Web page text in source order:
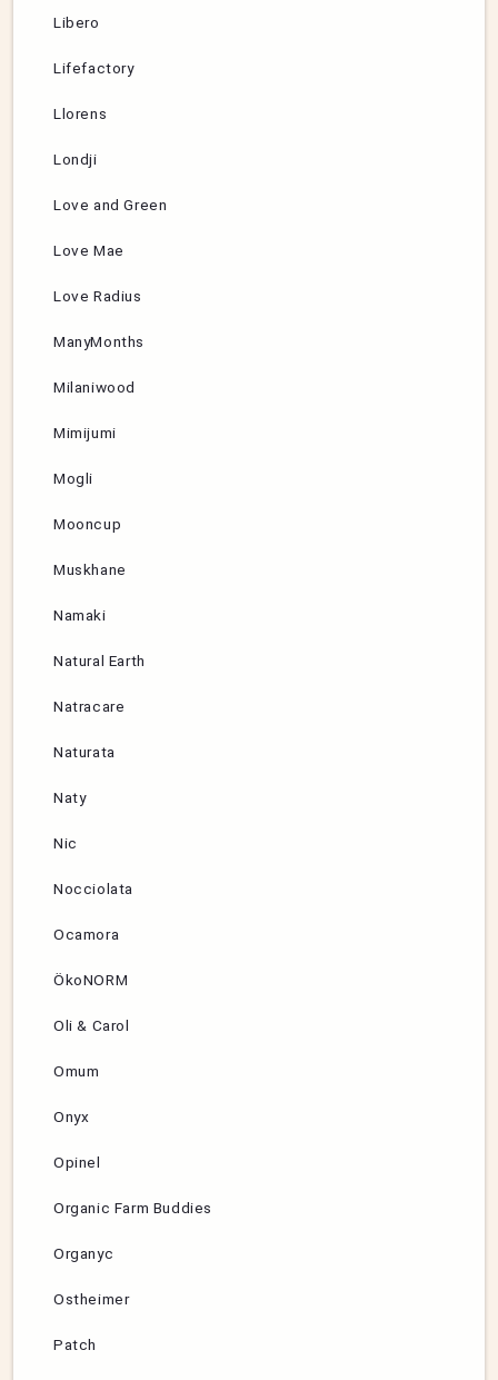
Libero
Lifefactory
Llorens
Londji
Love and Green
Love Mae
Love Radius
ManyMonths
Milaniwood
Mimijumi
Mogli
Mooncup
Muskhane
Namaki
Natural Earth
Natracare
Naturata
Naty
Nic
Nocciolata
Ocamora
ÖkoNORM
Oli & Carol
Omum
Onyx
Opinel
Organic Farm Buddies
Organyc
Ostheimer
Patch